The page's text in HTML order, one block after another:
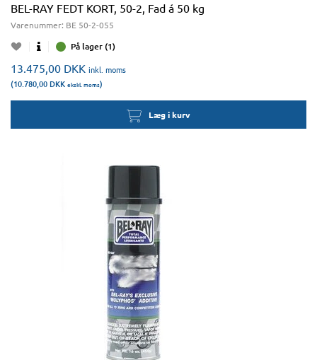
BEL-RAY FEDT KORT, 50-2, Fad á 50 kg
Varenummer: BE 50-2-055
På lager (1)
13.475,00 DKK inkl. moms
(10.780,00 DKK ekskl. moms)
Læg i kurv